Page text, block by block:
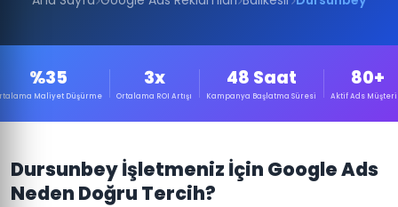
%35
Maliyet Düşürme
3x
Ortalama ROI Artışı
48 Saat
Kampanya Başlatma Süresi
80+
Aktif Ads
Dursunbey İşletmeniz İçin Google Ads
Neden Doğru Tercih?